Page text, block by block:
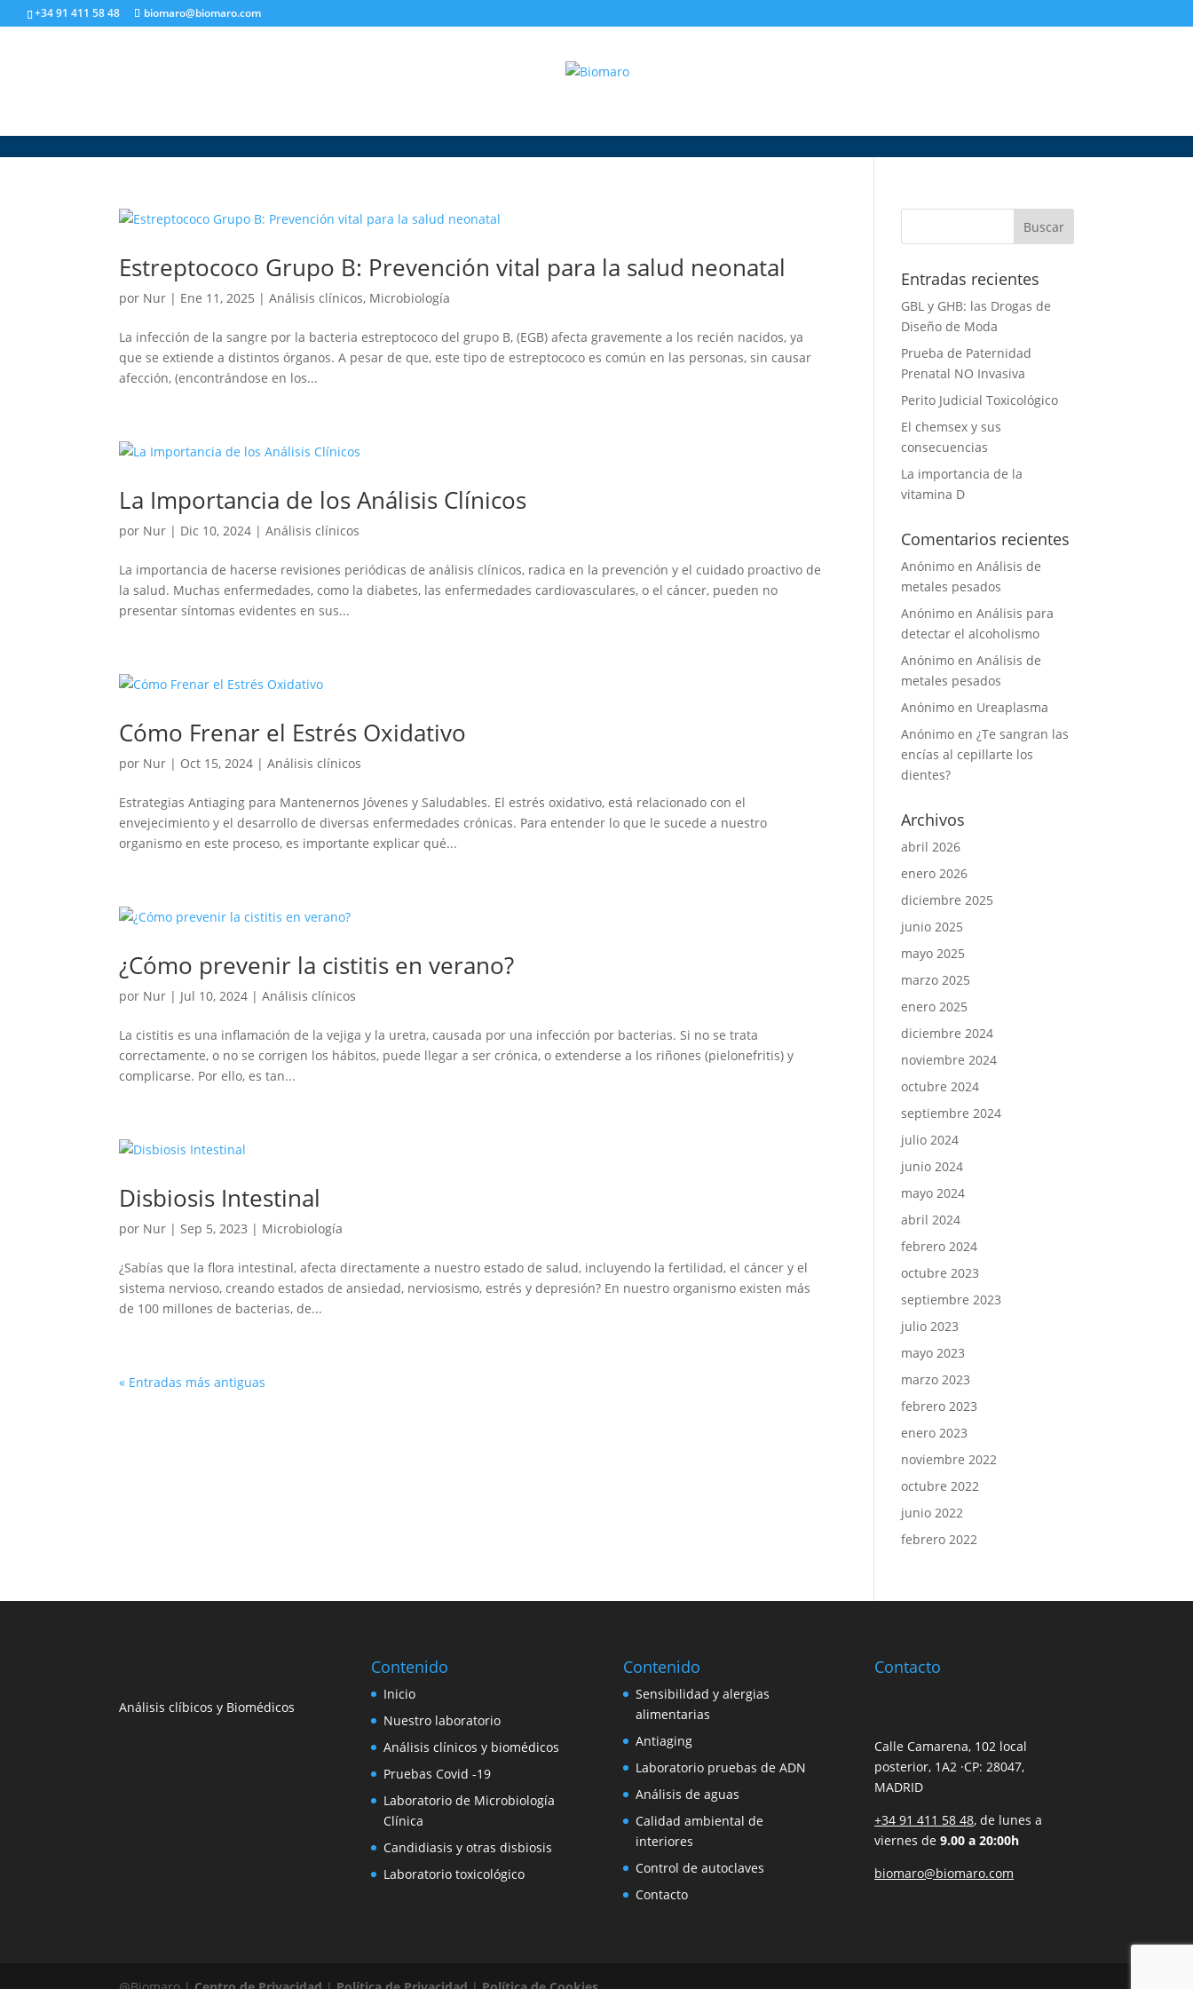
+34 91 411 58 48 biomaro@biomaro.com
Estreptococo Grupo B: Prevención vital para la salud neonatal
por Nur | Ene 11, 2025 |Análisis clínicos, Microbiología
La infección de la sangre por la bacteria estreptococo del grupo B, (EGB) afecta gravemente a los recién nacidos, ya
que se extiende a distintos órganos. A pesar de que, este tipo de estreptococo es común en las personas, sin causar
afección, (encontrándose en los...
La Importancia de los Análisis Clínicos
por Nur | Dic 10, 2024 |Análisis clínicos
La importancia de hacerse revisiones periódicas de análisis clínicos, radica en la prevención y el cuidado proactivo de
la salud. Muchas enfermedades, como la diabetes, las enfermedades cardiovasculares, o el cáncer, pueden no
presentar síntomas evidentes en sus...
Cómo Frenar el Estrés Oxidativo
por Nur | Oct 15, 2024 |Análisis clínicos
Estrategias Antiaging para Mantenernos Jóvenes y Saludables. El estrés oxidativo, está relacionado con el
envejecimiento y el desarrollo de diversas enfermedades crónicas. Para entender lo que le sucede a nuestro
organismo en este proceso, es importante explicar qué...
¿Cómo prevenir la cistitis en verano?
por Nur | Jul 10, 2024 |Análisis clínicos
La cistitis es una inflamación de la vejiga y la uretra, causada por una infección por bacterias. Si no se trata
correctamente, o no se corrigen los hábitos, puede llegar a ser crónica, o extenderse a los riñones (pielonefritis) y
complicarse. Por ello, es tan...
Disbiosis Intestinal
por Nur |Sep 5, 2023 | Microbiología
¿Sabías que la flora intestinal, afecta directamente a nuestro estado de salud, incluyendo la fertilidad, el cáncer y el
sistema nervioso, creando estados de ansiedad, nerviosismo, estrés y depresión? En nuestro organismo existen más
de 100 millones de bacterias, de...
« Entradas más antiguas
Entradas recientes
GBL y GHB: las Drogas de
Diseño de Moda
Prueba de Paternidad
Prenatal NO Invasiva
Perito Judicial Toxicológico
El chemsex y sus
consecuencias
La importancia de la
vitamina D
Comentarios recientes
Anónimo enAnálisis de
metales pesados
Anónimo enAnálisis para
detectar el alcoholismo
Anónimo enAnálisis de
metales pesados
Anónimo en Ureaplasma
Anónimo en¿Te sangran las
encías al cepillarte los
dientes?
Archivos
abril 2026
enero 2026
diciembre 2025
junio 2025
mayo 2025
marzo 2025
enero 2025
diciembre 2024
noviembre 2024
octubre 2024
septiembre 2024
julio 2024
junio 2024
mayo 2024
abril 2024
febrero 2024
octubre 2023
septiembre 2023
julio 2023
mayo 2023
marzo 2023
febrero 2023
enero 2023
noviembre 2022
octubre 2022
junio 2022
febrero 2022
Análisis clíbicos y Biomédicos
Contenido
Inicio
Nuestro laboratorio
Análisis clínicos y biomédicos
Pruebas Covid -19
Laboratorio de Microbiología
Clínica
Candidiasis y otras disbiosis
Laboratorio toxicológico
Contenido
Sensibilidad y alergias
alimentarias
Antiaging
Laboratorio pruebas de ADN
Análisis de aguas
Calidad ambiental de
interiores
Control de autoclaves
Contacto
Contacto
Calle Camarena, 102 local
posterior, 1A2 ·CP: 28047,
MADRID
+34 91 411 58 48, de lunes a
viernes de9.00 a 20:00h
biomaro@biomaro.com